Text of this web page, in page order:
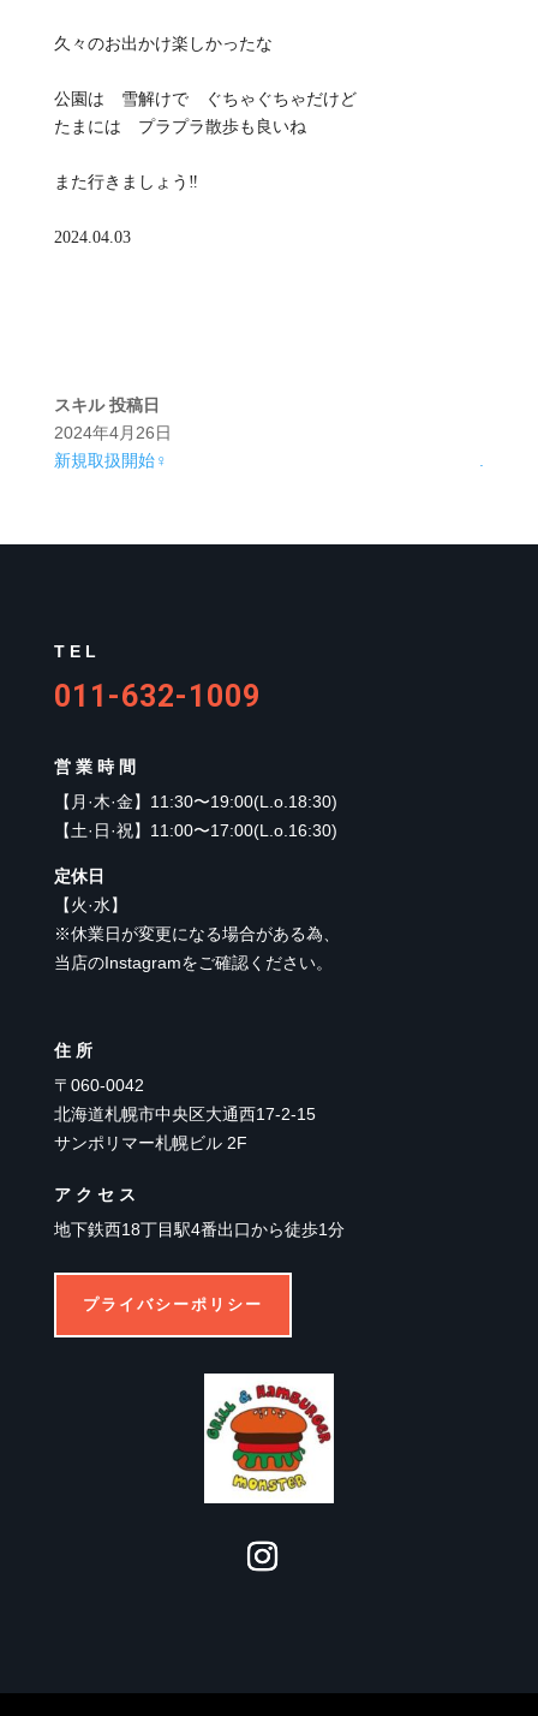
久々のお出かけ楽しかったな
公園は 雪解けで ぐちゃぐちゃだけど
たまには プラプラ散歩も良いね
また行きましょう‼️
2024.04.03
スキル 投稿日
2024年4月26日
新規取扱開始️‍♀️
TEL
011-632-1009
営業時間
【 月·木·金】 11:30〜19:00(L.o.18:30)
【土·日·祝】 11:00〜17:00(L.o.16:30)
定休日
【火·水】
※休業日が変更になる場合がある為、
当店のInstagramをご確認ください。
住所
〒060-0042
北海道札幌市中央区大通西17-2-15
サンポリマー札幌ビル 2F
アクセス
地下鉄西18丁目駅4番出口から徒歩1分
プライバシーポリシー